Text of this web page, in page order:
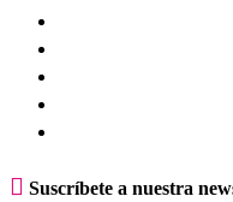
 Suscríbete a nuestra